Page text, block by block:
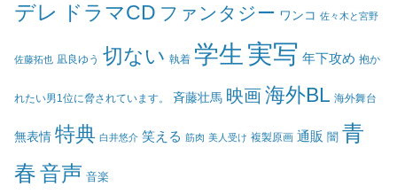
デレ
ドラマCD ファンタジー ワンコ 佐々木と宮野
佐藤拓也 凪良ゆう 切ない 執着 学生 実写 年下攻め 抱か
れたい男1位に脅されています。 斉藤壮馬 映画海外BL 海外舞台
無表情 特典 白井悠介 笑える 筋肉 美人受け 複製原画 通販 闇 青
春音声 音楽